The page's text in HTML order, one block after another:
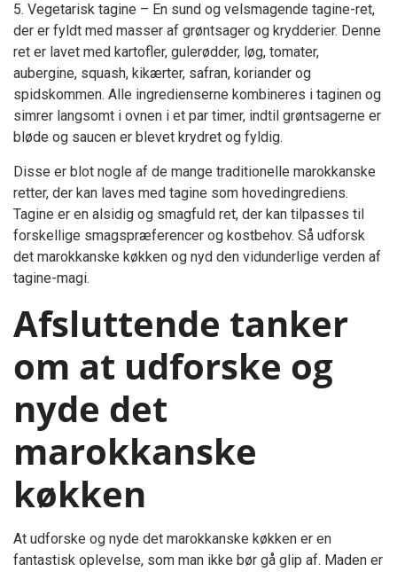
5. Vegetarisk tagine – En sund og velsmagende tagine-ret,
der er fyldt med masser af grøntsager og krydderier. Denne
ret er lavet med kartofler, gulerødder, løg, tomater,
aubergine, squash, kikærter, safran, koriander og
spidskommen. Alle ingredienserne kombineres i taginen og
simrer langsomt i ovnen i et par timer, indtil grøntsagerne er
bløde og saucen er blevet krydret og fyldig.
Disse er blot nogle af de mange traditionelle marokkanske
retter, der kan laves med tagine som hovedingrediens.
Tagine er en alsidig og smagfuld ret, der kan tilpasses til
forskellige smagspræferencer og kostbehov. Så udforsk
det marokkanske køkken og nyd den vidunderlige verden af
tagine-magi.
Afsluttende tanker
om at udforske og
nyde det
marokkanske
køkken
At udforske og nyde det marokkanske køkken er en
fantastisk oplevelse, som man ikke bør gå glip af. Maden er